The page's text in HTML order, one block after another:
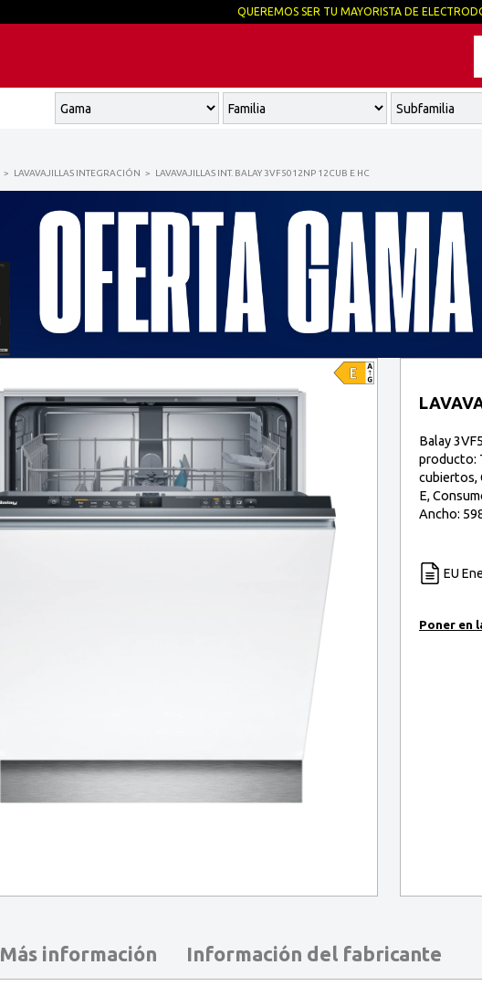
LAVAVAJILLAS INTEGRACIÓN LAVAVAJILLAS INT. BALAY 3VF5012NP 12CUB E HC
Balay
producto:
cubiertos,
E,
Ancho:
EU
Más información Información del fabricante
QUEREMOS SER TU MAYORISTA DE